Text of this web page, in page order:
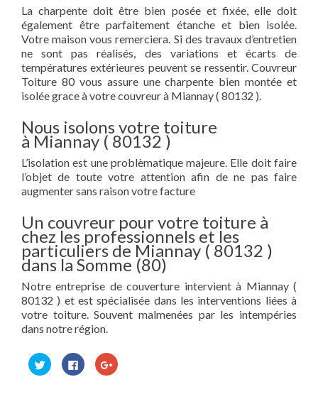
La charpente doit être bien posée et fixée, elle doit
également être parfaitement étanche et bien isolée.
Votre maison vous remerciera. Si des travaux d’entretien
ne sont pas réalisés, des variations et écarts de
températures extérieures peuvent se ressentir. Couvreur
Toiture 80 vous assure une charpente bien montée et
isolée grace à votre couvreur à Miannay ( 80132 ).
Nous isolons votre toiture
à Miannay ( 80132 )
L’isolation est une problèmatique majeure. Elle doit faire
l’objet de toute votre attention afin de ne pas faire
augmenter sans raison votre facture
Un couvreur pour votre toiture à
chez les professionnels et les
particuliers de Miannay ( 80132 )
dans la Somme (80)
Notre entreprise de couverture intervient à Miannay (
80132 ) et est spécialisée dans les interventions liées à
votre toiture. Souvent malmenées par les intempéries
dans notre région.
Cliquez
pour
partager
Cliquez
pour
partager
Cliquez
pour